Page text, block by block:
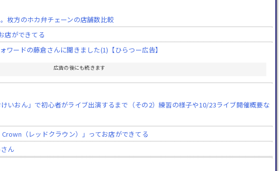
枚方のホカ弁チェーンの店舗数比較
店ができてる
ワードの藤倉さんに聞きました(1)【ひらつー広告】
広告の後にも続きます
いおん」で初心者がライブ出演するまで（その2）練習の様子や10/23ライブ開催概要な
（レッドクラウン）」ってお店ができてる
ん